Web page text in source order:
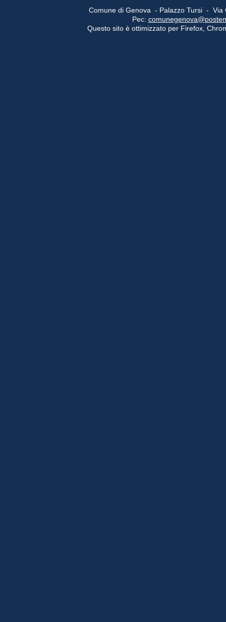
Comune di Genova - Palazzo Tursi -
Pec:
Questo sito è ottimizzato per Firefox,